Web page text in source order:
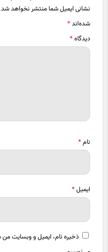
شده‌اند*
دیدگاه*
ایمیل*
ذخیره نام، ایمیل و وبسایت من
می‌نویسم.